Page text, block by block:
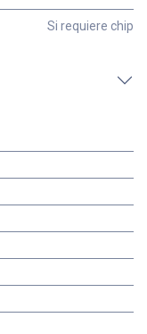
Si requiere chip